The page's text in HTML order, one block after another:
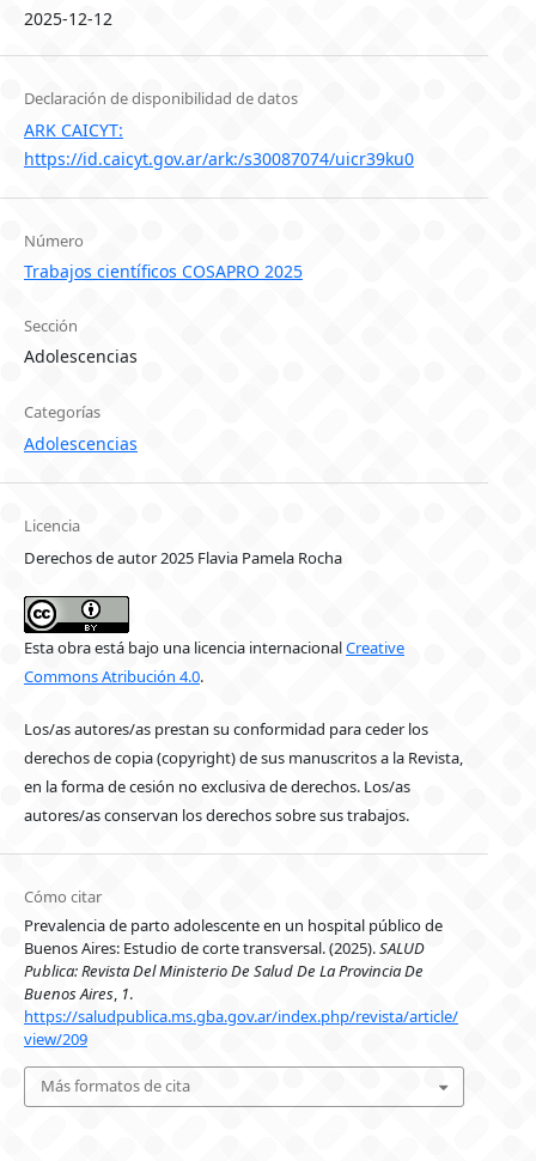
2025-12-12
Declaración de disponibilidad de datos
ARK CAICYT:
https://id.caicyt.gov.ar/ark:/s30087074/uicr39ku0
Número
Trabajos científicos COSAPRO 2025
Sección
Adolescencias
Categorías
Adolescencias
Licencia
Derechos de autor 2025 Flavia Pamela Rocha
Esta obra está bajo una licencia internacionalCreative
Commons Atribución 4.0.
Los/as autores/as prestan su conformidad para ceder los
derechos de copia (copyright) de sus manuscritos a la Revista,
en la forma de cesión no exclusiva de derechos. Los/as
autores/as conservan los derechos sobre sus trabajos.
Cómo citar
Prevalencia de parto adolescente en un hospital público de
Buenos Aires: Estudio de corte transversal. (2025).SALUD
Publica: Revista Del Ministerio De Salud De La Provincia De
Buenos Aires, 1.
https://saludpublica.ms.gba.gov.ar/index.php/revista/article/
view/209
Más formatos de cita